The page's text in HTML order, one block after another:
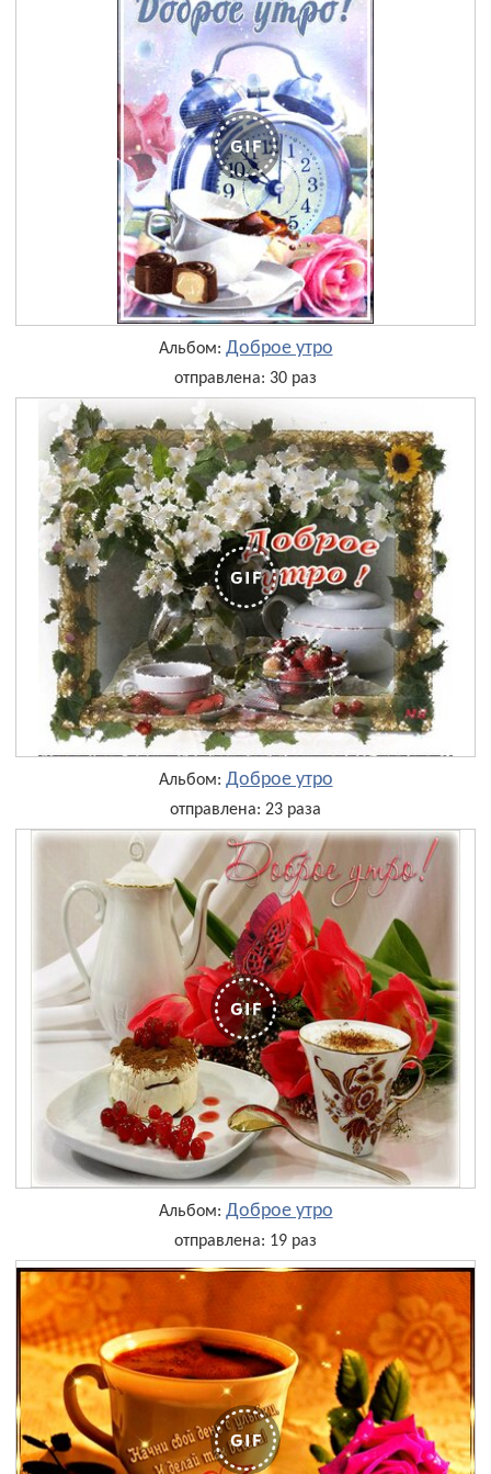
Альбом: Доброе утро
отправлена: 30 раз
Альбом: Доброе утро
отправлена: 23 раза
Альбом: Доброе утро
отправлена: 19 раз